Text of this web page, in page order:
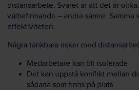
distansarbete. Svaret är att det är
välbefinnande – andra sämre. Samma
effektiviteten.
Några tänkbara risker med
Medarbetare kan bli isolerade
Det kan uppstå konflikt mellan
sådana som finns på plats